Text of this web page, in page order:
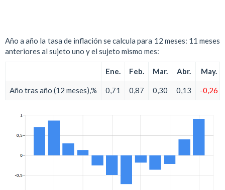
Año a año la tasa de inflación se calcula para 12 meses: 11 meses
anteriores al sujeto uno y el sujeto mismo mes:
Ene. Feb. Mar. Abr. May.
Año tras año (12 meses),% 0,71 0,87 0,30 0,13 -0,26